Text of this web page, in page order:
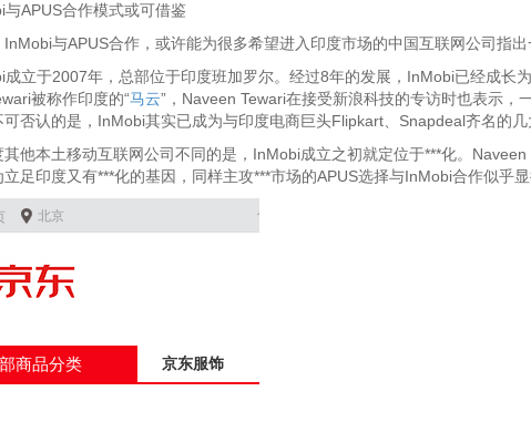
合作模式或可借鉴
与APUS合作，或许能为很多希望进入印度市场的中国互联网公司指出
于2007年，总部位于印度班加罗尔。经过8年的发展，InMobi已经成长
被称作印度的“马云”，Naveen Tewari在接受新浪科技的专访时也表示，
可否认的是，InMobi其实已成为与印度电商巨头Flipkart、Snapdeal齐名的几
本土移动互联网公司不同的是，InMobi成立之初就定位于***化。Naveen
足印度又有***化的基因，同样主攻***市场的APUS选择与InMobi合作似乎显